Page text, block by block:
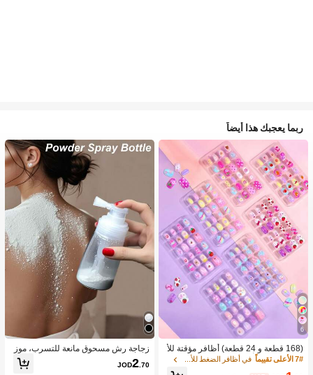
ربما يعجبك هذا أيضاً
6
(168 قطعة و 24 قطعة) أظافر مؤقتة للأ
طفال للبنات، أظافر Naio Kids الزائفة،
7# الأعلى تقييماً في أظافر الضغط للأطفال
زجاجة رش مسحوق مانعة للتسرب، موز
ع مسحوق متعدد الاستخدامات، هزاز مس
حوق تالك منزلي محمول، حاوية قابلة لإعا
JOD2.70